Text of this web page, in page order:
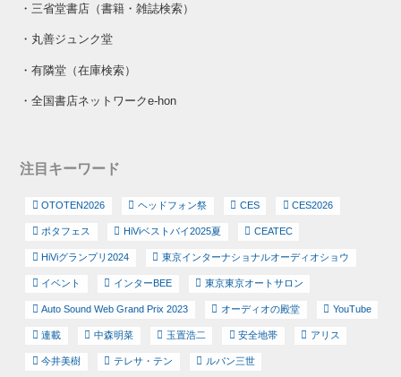
・ 三省堂書店（書籍・雑誌検索）
・ 丸善ジュンク堂
・有隣堂（在庫検索）
・全国書店ネットワークe-hon
注目キーワード
OTOTEN2026 ヘッドフォン祭 CES CES2026
ポタフェス HiViベストバイ2025夏 CEATEC
HiViグランプリ2024 東京インターナショナルオーディオショウ
イベント インターBEE 東京東京オートサロン
Auto Sound Web Grand Prix 2023 オーディオの殿堂 YouTube
連載 中森明菜 玉置浩二 安全地帯 アリス
今井美樹 テレサ・テン ルパン三世